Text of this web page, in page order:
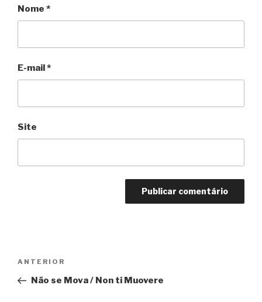
Nome *
E-mail *
Site
Post
Anterior
ANTERIOR
Não se Mova / Non ti Muovere